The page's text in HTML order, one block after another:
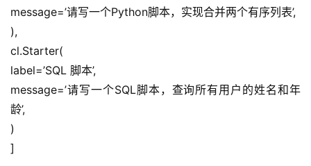
message=’请写一个Python脚本，实现合并两个有序列表’,
),
cl.Starter(
label=’SQL 脚本’,
message=’请写一个SQL脚本，查询所有用户的姓名和年
龄’,
)
]